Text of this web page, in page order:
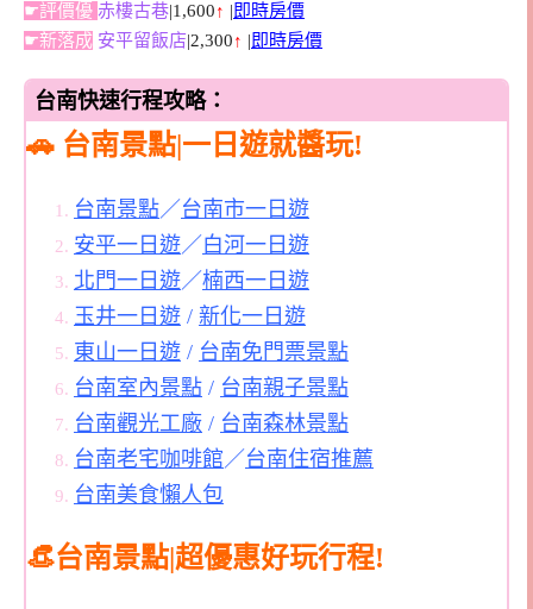
☛評價優 赤樓古巷|1,600↑ |即時房價
☛新落成 安平留飯店|2,300↑ |即時房價
台南快速行程攻略：
🚗 台南景點|一日遊就醬玩!
台南景點／台南市一日遊
安平一日遊／白河一日遊
北門一日遊／楠西一日遊
玉井一日遊 / 新化一日遊
東山一日遊 / 台南免門票景點
台南室內景點 / 台南親子景點
台南觀光工廠 / 台南森林景點
台南老宅咖啡館 ／台南住宿推薦
台南美食懶人包
👒台南景點|超優惠好玩行程!